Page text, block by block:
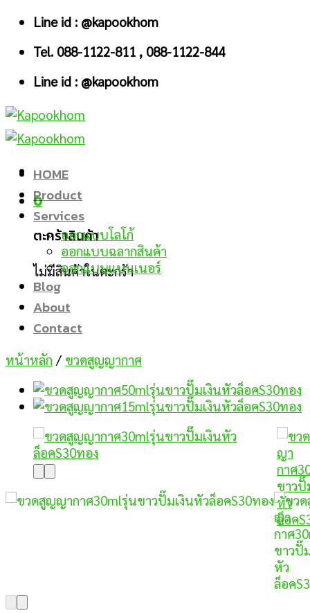
Skip
content
Line id : @kapookhom
Tel. 088-1122-811 , 088-1122-844
Line id : @kapookhom
0
ตะกร้าสินค้า
ไม่มีสินค้าในตะกร้า
HOME
Product
Services
ออกแบบโลโก้
ออกแบบฉลากสินค้า
ออกแบบแบนเนอร์
Blog
About
Contact
หน้าหลัก / ขวดสูญญากาศ